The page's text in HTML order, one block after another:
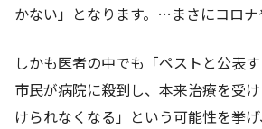
かない」となります。…まさにコロナ
しかも医者の中でも「ペストと公表
市民が病院に殺到し、本来治療を受
けられなくなる」という可能性を挙